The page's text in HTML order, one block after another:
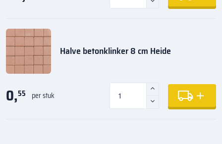
Halve betonklinker 8 cm Heide
0,55 per stuk